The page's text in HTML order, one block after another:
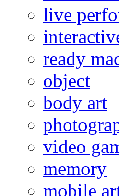
live
ready
object
body art
video
memory
mobile